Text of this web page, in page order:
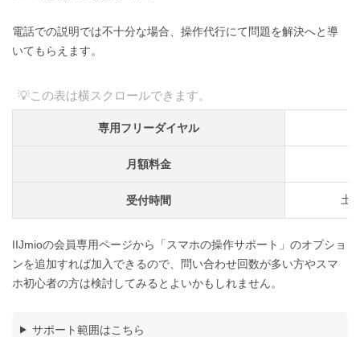
電話での説明では不十分な場合、操作代行にて問題を解決へと導
いてもらえます。
専用フリーダイヤル
月額料金
受付時間 土
IIJmioの会員専用ページから「スマホの操作サポート」のオプショ
ンを追加すれば加入できるので、問い合わせ回数が多い方やスマ
ホ初心者の方は検討してみるとよいかもしれません。
サポート範囲はこちら